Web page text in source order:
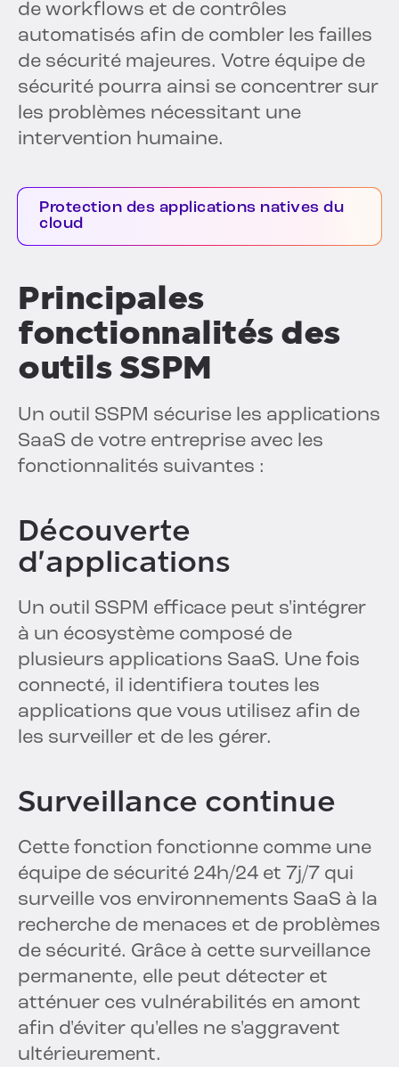
de workflows et de contrôles
automatisés afin de combler les failles
de sécurité majeures. Votre équipe de
sécurité pourra ainsi se concentrer sur
les problèmes nécessitant une
intervention humaine.
Protection des applications natives du
cloud
Principales
fonctionnalités des
outils SSPM
Un outil SSPM sécurise les applications
SaaS de votre entreprise avec les
fonctionnalités suivantes :
Découverte
d'applications
Un outil SSPM efficace peut s'intégrer
à un écosystème composé de
plusieurs applications SaaS. Une fois
connecté, il identifiera toutes les
applications que vous utilisez afin de
les surveiller et de les gérer.
Surveillance continue
Cette fonction fonctionne comme une
équipe de sécurité 24h/24 et 7j/7 qui
surveille vos environnements SaaS à la
recherche de menaces et de problèmes
de sécurité. Grâce à cette surveillance
permanente, elle peut détecter et
atténuer ces vulnérabilités en amont
afin d'éviter qu'elles ne s'aggravent
ultérieurement.